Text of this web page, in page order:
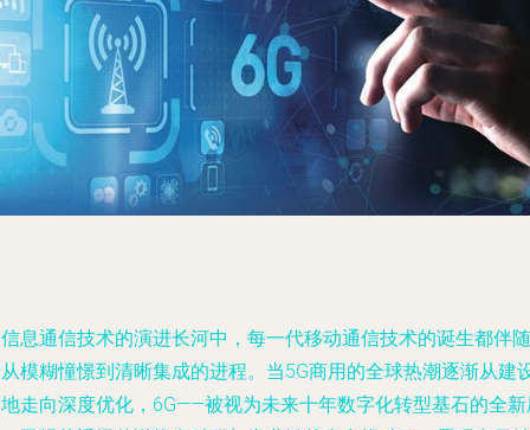
息通信技术的演进长河中，每一代移动通信技术的诞生都伴随
模糊憧憬到清晰集成的进程。当5G商用的全球热潮逐渐从建
走向深度优化，6G——被视为未来十年数字化转型基石的全